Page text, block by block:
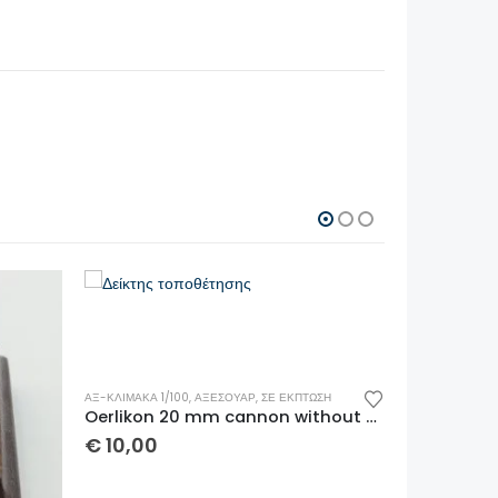
ΑΞ-ΚΛΊΜΑΚΑ 1/100, ΑΞΕΣΟΥΆΡ, ΣΕ ΈΚΠΤΩΣΗ
Oerlikon 20 mm cannon without shield 1/100 x 2 τμχ
€10,00